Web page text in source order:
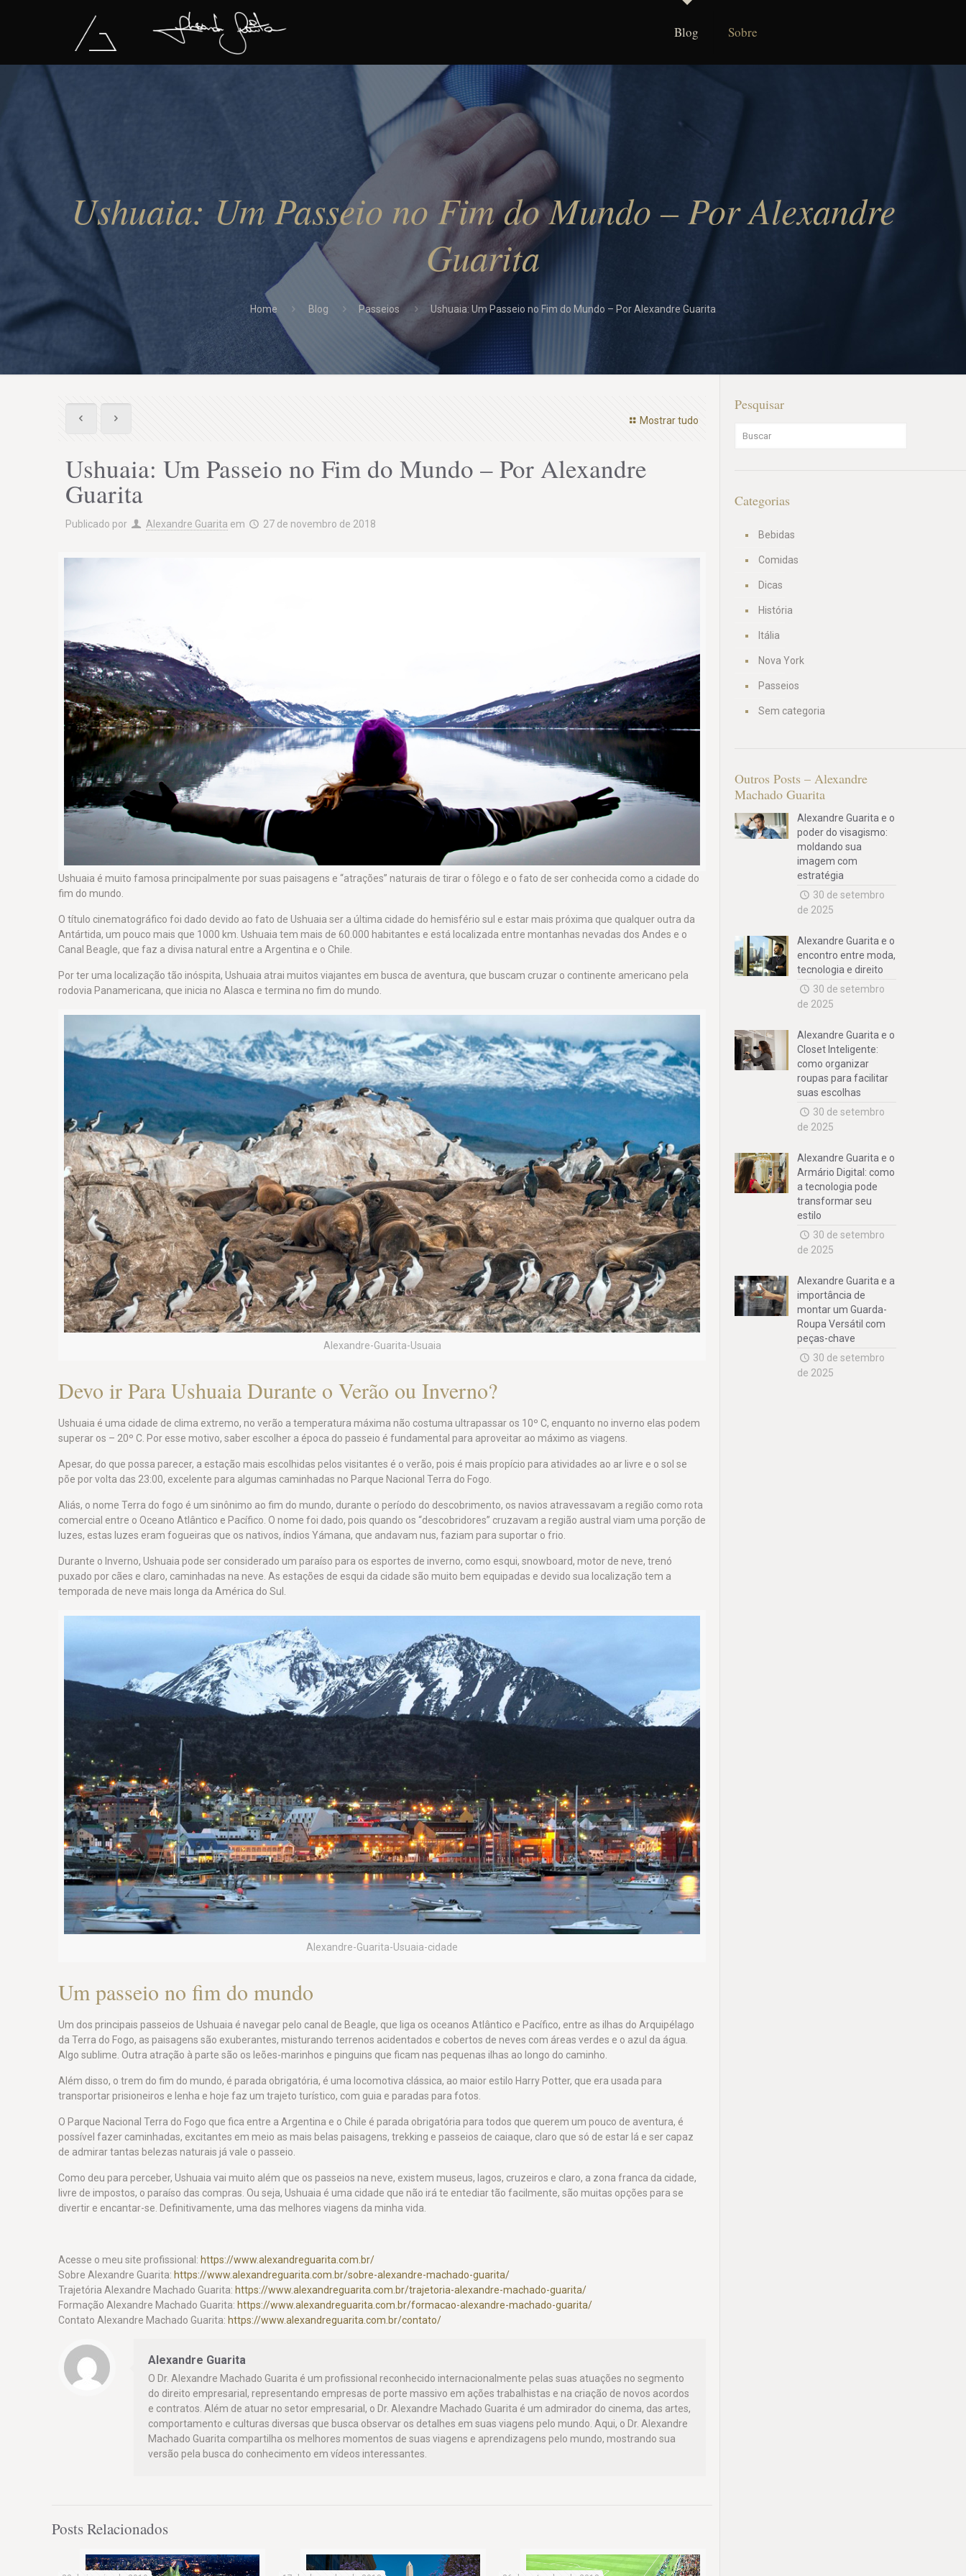
Blog Sobre
Ushuaia: Um Passeio no Fim do Mundo – Por Alexandre
Guarita
Home Blog Passeios Ushuaia: Um Passeio no Fim do Mundo – Por Alexandre Guarita
Mostrar tudo
Ushuaia: Um Passeio no Fim do Mundo – Por Alexandre
Guarita
Publicado por Alexandre Guarita em 27 de novembro de 2018
Ushuaia é muito famosa principalmente por suas paisagens e “atrações” naturais de tirar o fôlego e o fato de ser conhecida como a cidade do
fim do mundo.
O título cinematográfico foi dado devido ao fato de Ushuaia ser a última cidade do hemisfério sul e estar mais próxima que qualquer outra da
Antártida, um pouco mais que 1000 km. Ushuaia tem mais de 60.000 habitantes e está localizada entre montanhas nevadas dos Andes e o
Canal Beagle, que faz a divisa natural entre a Argentina e o Chile.
Por ter uma localização tão inóspita, Ushuaia atrai muitos viajantes em busca de aventura, que buscam cruzar o continente americano pela
rodovia Panamericana, que inicia no Alasca e termina no fim do mundo.
Alexandre-Guarita-Usuaia
Devo ir Para Ushuaia Durante o Verão ou Inverno?
Ushuaia é uma cidade de clima extremo, no verão a temperatura máxima não costuma ultrapassar os 10º C, enquanto no inverno elas podem
superar os – 20º C. Por esse motivo, saber escolher a época do passeio é fundamental para aproveitar ao máximo as viagens.
Apesar, do que possa parecer, a estação mais escolhidas pelos visitantes é o verão, pois é mais propício para atividades ao ar livre e o sol se
põe por volta das 23:00, excelente para algumas caminhadas no Parque Nacional Terra do Fogo.
Aliás, o nome Terra do fogo é um sinônimo ao fim do mundo, durante o período do descobrimento, os navios atravessavam a região como rota
comercial entre o Oceano Atlântico e Pacífico. O nome foi dado, pois quando os “descobridores” cruzavam a região austral viam uma porção de
luzes, estas luzes eram fogueiras que os nativos, índios Yámana, que andavam nus, faziam para suportar o frio.
Durante o Inverno, Ushuaia pode ser considerado um paraíso para os esportes de inverno, como esqui, snowboard, motor de neve, trenó
puxado por cães e claro, caminhadas na neve. As estações de esqui da cidade são muito bem equipadas e devido sua localização tem a
temporada de neve mais longa da América do Sul.
Alexandre-Guarita-Usuaia-cidade
Um passeio no fim do mundo
Um dos principais passeios de Ushuaia é navegar pelo canal de Beagle, que liga os oceanos Atlântico e Pacífico, entre as ilhas do Arquipélago
da Terra do Fogo, as paisagens são exuberantes, misturando terrenos acidentados e cobertos de neves com áreas verdes e o azul da água.
Algo sublime. Outra atração à parte são os leões-marinhos e pinguins que ficam nas pequenas ilhas ao longo do caminho.
Além disso, o trem do fim do mundo, é parada obrigatória, é uma locomotiva clássica, ao maior estilo Harry Potter, que era usada para
transportar prisioneiros e lenha e hoje faz um trajeto turístico, com guia e paradas para fotos.
O Parque Nacional Terra do Fogo que fica entre a Argentina e o Chile é parada obrigatória para todos que querem um pouco de aventura, é
possível fazer caminhadas, excitantes em meio as mais belas paisagens, trekking e passeios de caiaque, claro que só de estar lá e ser capaz
de admirar tantas belezas naturais já vale o passeio.
Como deu para perceber, Ushuaia vai muito além que os passeios na neve, existem museus, lagos, cruzeiros e claro, a zona franca da cidade,
livre de impostos, o paraíso das compras. Ou seja, Ushuaia é uma cidade que não irá te entediar tão facilmente, são muitas opções para se
divertir e encantar-se. Definitivamente, uma das melhores viagens da minha vida.
Acesse o meu site profissional:https://www.alexandreguarita.com.br/
Sobre Alexandre Guarita:https://www.alexandreguarita.com.br/sobre-alexandre-machado-guarita/
Trajetória Alexandre Machado Guarita: https://www.alexandreguarita.com.br/trajetoria-alexandre-machado-guarita/
Formação Alexandre Machado Guarita:https://www.alexandreguarita.com.br/formacao-alexandre-machado-guarita/
Contato Alexandre Machado Guarita:https://www.alexandreguarita.com.br/contato/
Alexandre Guarita
O Dr. Alexandre Machado Guarita é um profissional reconhecido internacionalmente pelas suas atuações no segmento
do direito empresarial, representando empresas de porte massivo em ações trabalhistas e na criação de novos acordos
e contratos. Além de atuar no setor empresarial, o Dr. Alexandre Machado Guarita é um admirador do cinema, das artes,
comportamento e culturas diversas que busca observar os detalhes em suas viagens pelo mundo. Aqui, o Dr. Alexandre
Machado Guarita compartilha os melhores momentos de suas viagens e aprendizagens pelo mundo, mostrando sua
versão pela busca do conhecimento em vídeos interessantes.
Posts Relacionados
Pesquisar
Categorias
Bebidas
Comidas
Dicas
História
Itália
Nova York
Passeios
Sem categoria
Outros Posts – Alexandre
Machado Guarita
Alexandre Guarita e o
poder do visagismo:
moldando sua
imagem com
estratégia
30 de setembro
de 2025
Alexandre Guarita e o
encontro entre moda,
tecnologia e direito
30 de setembro
de 2025
Alexandre Guarita e o
Closet Inteligente:
como organizar
roupas para facilitar
suas escolhas
30 de setembro
de 2025
Alexandre Guarita e o
Armário Digital: como
a tecnologia pode
transformar seu
estilo
30 de setembro
de 2025
Alexandre Guarita e a
importância de
montar um Guarda-
Roupa Versátil com
peças-chave
30 de setembro
de 2025